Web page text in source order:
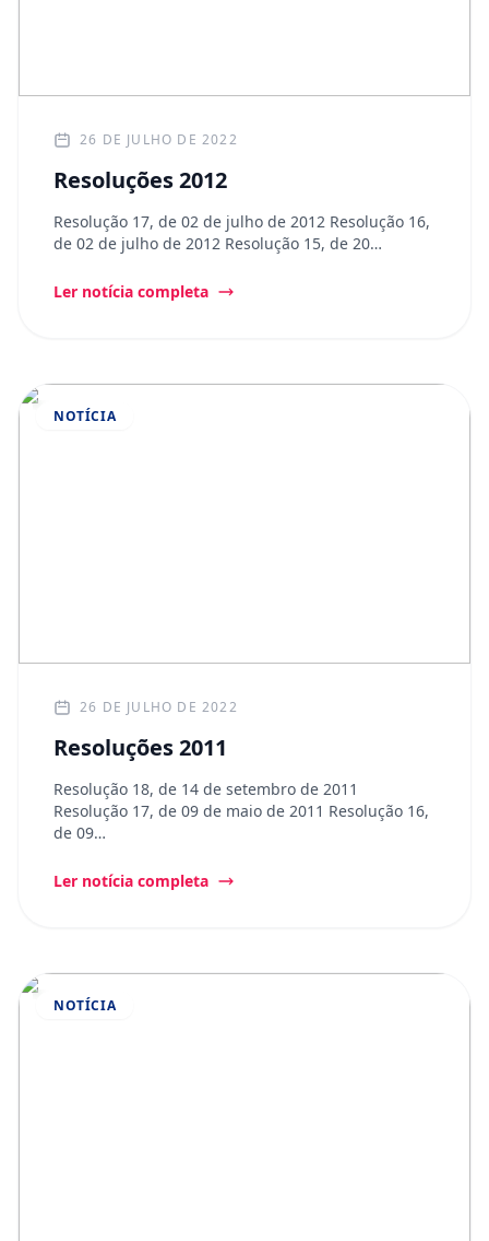
26 DE JULHO DE 2022
Resoluções 2012
Resolução 17, de 02 de julho de 2012 Resolução 16,
de 02 de julho de 2012 Resolução 15, de 20…
Ler notícia completa
NOTÍCIA
26 DE JULHO DE 2022
Resoluções 2011
Resolução 18, de 14 de setembro de 2011
Resolução 17, de 09 de maio de 2011 Resolução 16,
de 09…
Ler notícia completa
NOTÍCIA